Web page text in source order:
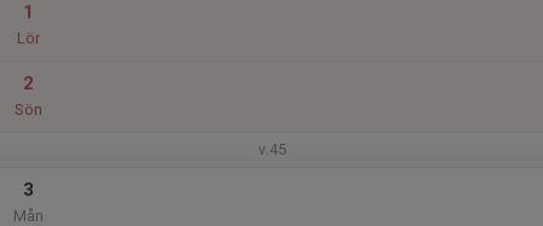
1
Lör
2
Sön
v.45
3
Mån